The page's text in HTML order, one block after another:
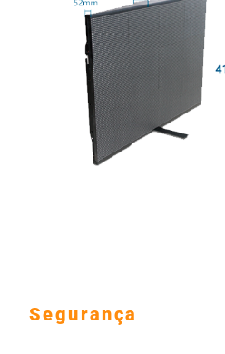
Segurança